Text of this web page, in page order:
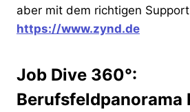
aber mit dem richtigen
https://www.zynd.de
Job Dive 360°:
Berufsfeldpanorama